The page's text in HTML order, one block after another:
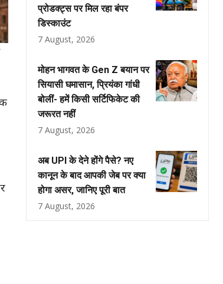
प्रोडक्ट्स पर मिल रहा बंपर
डिस्काउंट
7 August, 2026
मोहन भागवत के Gen Z बयान पर
सियासी घमासान, प्रियंका गांधी
बोलीं- हमें किसी सर्टिफिकेट की
जरूरत नहीं
7 August, 2026
अब UPI के देने होंगे पैसे? नए
कानून के बाद आपकी जेब पर क्या
होगा असर, जानिए पूरी बात
7 August, 2026